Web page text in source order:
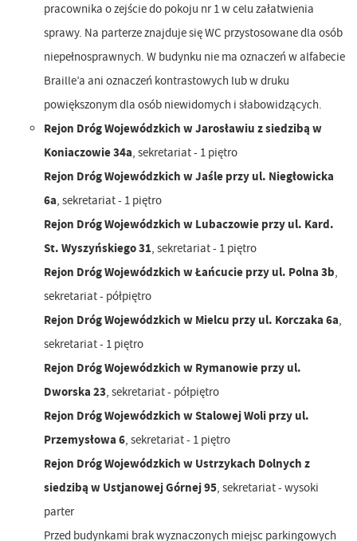
pracownika o zejście do pokoju nr 1 w celu załatwienia
sprawy. Na parterze znajduje się WC przystosowane dla osób
niepełnosprawnych. W budynku nie ma oznaczeń w alfabecie
Braille’a ani oznaczeń kontrastowych lub w druku
powiększonym dla osób niewidomych i słabowidzących.
Rejon Dróg Wojewódzkich w Jarosławiu z siedzibą w
Koniaczowie 34a, sekretariat - 1 piętro
Rejon Dróg Wojewódzkich w Jaśle przy ul. Niegłowicka
6a, sekretariat - 1 piętro
Rejon Dróg Wojewódzkich w Lubaczowie przy ul. Kard.
St. Wyszyńskiego 31, sekretariat - 1 piętro
Rejon Dróg Wojewódzkich w Łańcucie przy ul. Polna 3b,
sekretariat - półpiętro
Rejon Dróg Wojewódzkich w Mielcu przy ul. Korczaka 6a,
sekretariat - 1 piętro
Rejon Dróg Wojewódzkich w Rymanowie przy ul.
Dworska 23, sekretariat - półpiętro
Rejon Dróg Wojewódzkich w Stalowej Woli przy ul.
Przemysłowa 6, sekretariat - 1 piętro
Rejon Dróg Wojewódzkich w Ustrzykach Dolnych z
siedzibą w Ustjanowej Górnej 95, sekretariat - wysoki
parter
Przed budynkami brak wyznaczonych miejsc parkingowych